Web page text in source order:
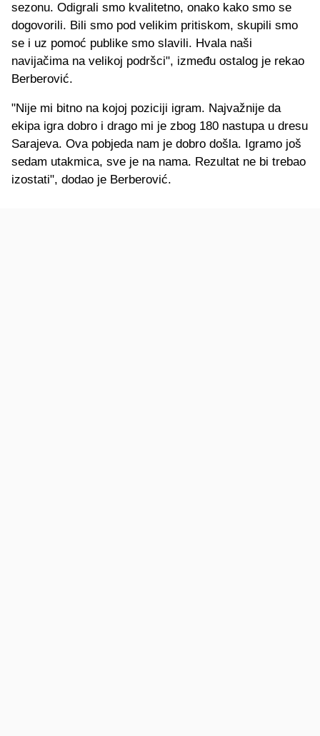
sezonu. Odigrali smo kvalitetno, onako kako smo se
dogovorili. Bili smo pod velikim pritiskom, skupili smo
se i uz pomoć publike smo slavili. Hvala naši
navijačima na velikoj podršci", između ostalog je rekao
Berberović.
"Nije mi bitno na kojoj poziciji igram. Najvažnije da
ekipa igra dobro i drago mi je zbog 180 nastupa u dresu
Sarajeva. Ova pobjeda nam je dobro došla. Igramo još
sedam utakmica, sve je na nama. Rezultat ne bi trebao
izostati", dodao je Berberović.